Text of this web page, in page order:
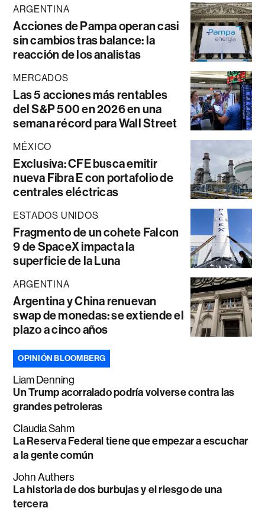
ARGENTINA
Acciones de Pampa operan casi
sin cambios tras balance: la
reacción de los analistas
MERCADOS
Las 5 acciones más rentables
del S&P 500 en 2026 en una
semana récord para Wall Street
MÉXICO
Exclusiva: CFE busca emitir
nueva Fibra E con portafolio de
centrales eléctricas
ESTADOS UNIDOS
Fragmento de un cohete Falcon
9 de SpaceX impacta la
superficie de la Luna
ARGENTINA
Argentina y China renuevan
swap de monedas: se extiende el
plazo a cinco años
OPINIÓN BLOOMBERG
Liam Denning
Un Trump acorralado podría volverse contra las
grandes petroleras
Claudia Sahm
La Reserva Federal tiene que empezar a escuchar
a la gente común
John Authers
La historia de dos burbujas y el riesgo de una
tercera